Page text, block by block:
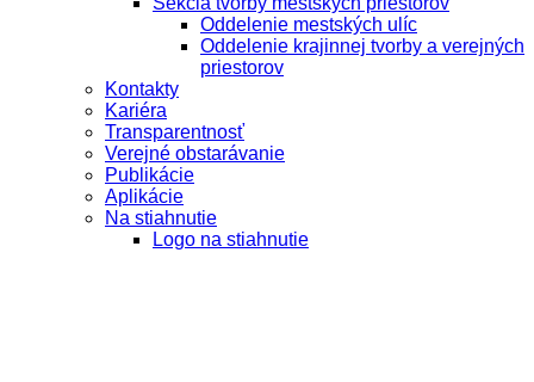
Oddelenie mestských ulíc
Oddelenie krajinnej tvorby a verejných
priestorov
Kontakty
Kariéra
Transparentnosť
Verejné obstarávanie
Publikácie
Aplikácie
Na stiahnutie
Logo na stiahnutie